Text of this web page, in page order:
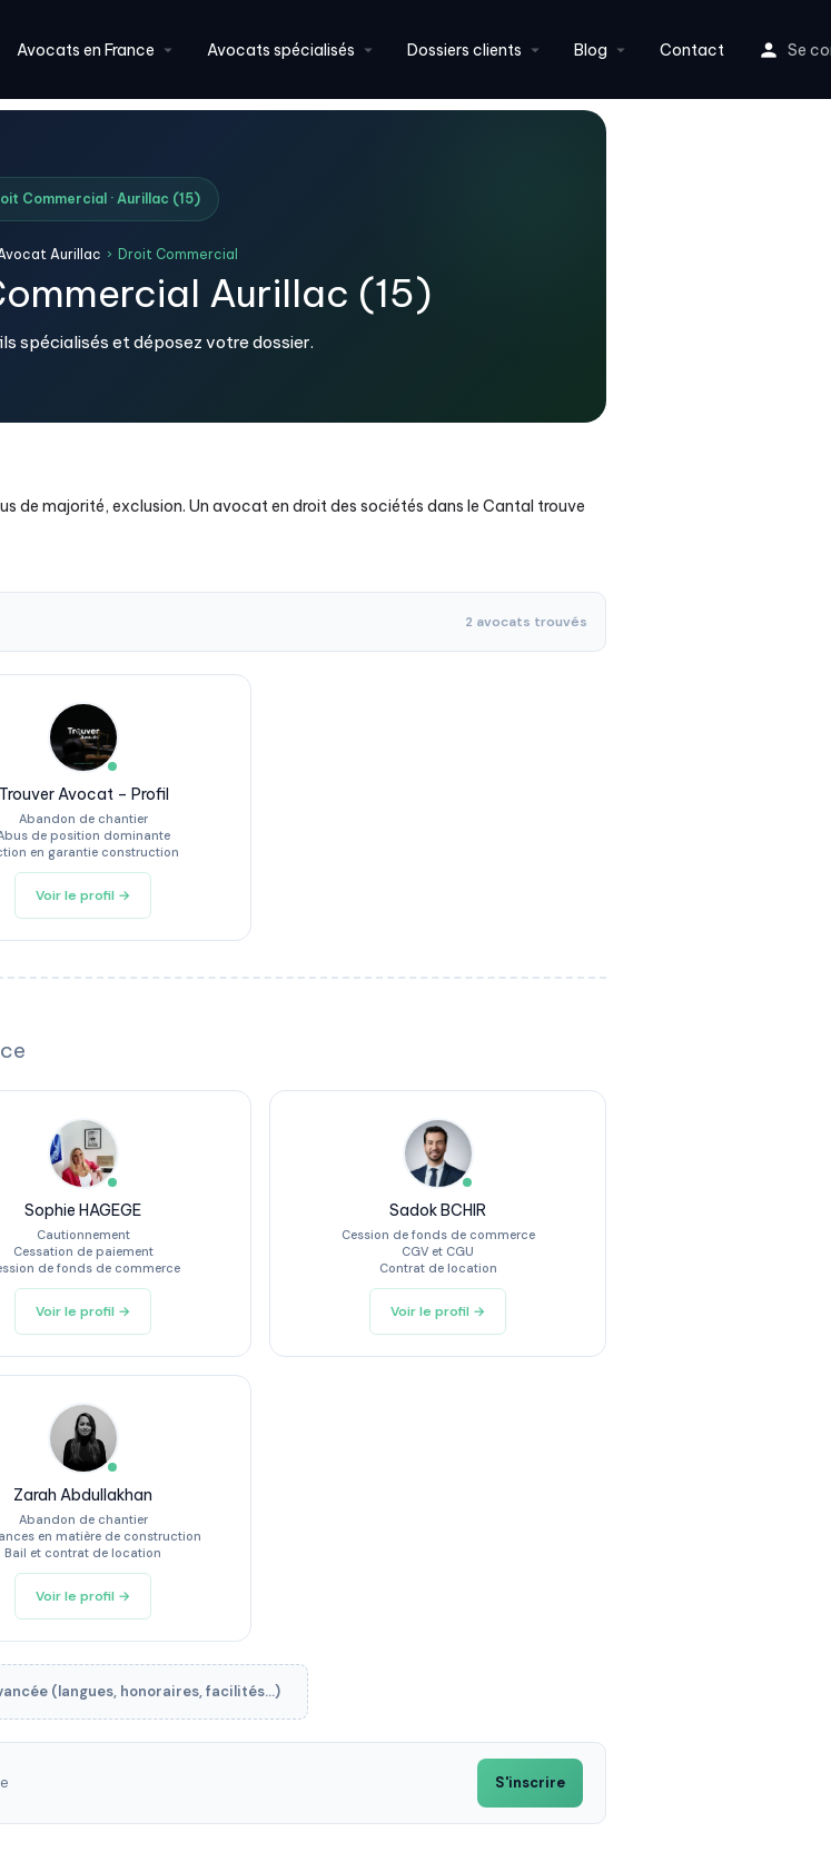
Avocats en France Avocats spécialisés Dossiers clients Blog Contact Se
Commercial · Aurillac (15)
Aurillac › Droit Commercial
Aurillac (15)
spécialisés et déposez votre dossier.
de majorité, exclusion. Un avocat en droit des sociétés dans le Cantal trouve
2 avocats trouvés
Trouver Avocat – Profil
Abandon de chantier
de position dominante
en garantie construction
Voir le profil →
Sophie HAGEGE
Cautionnement
Cessation de paiement
de fonds de commerce
Voir le profil →
Sadok BCHIR
Cession de fonds de commerce
CGV et CGU
Contrat de location
Voir le profil →
Zarah Abdullakhan
Abandon de chantier
en matière de construction
Bail et contrat de location
Voir le profil →
(langues, honoraires, facilités...)
S'inscrire